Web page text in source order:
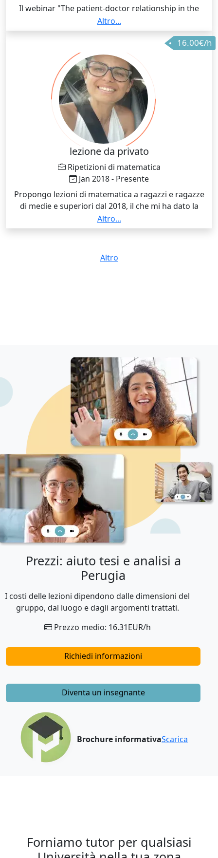
Il webinar "The patient-doctor relationship in the
digital era" si incentra sulla relazione tra gli individui e
la sanità, facendo particolare riferimento al ruolo che
media come Google, Tik Tok e Instagram hanno
nell'influenzare tale rapporto. Il corso si articola in
più incontri online, condotti in lingua inglese, e
coinvolge le più rilevanti università europee, tra cui
l'University of Bucharest, l'University of Athens, la
Sapienza University of Rome e la Tubingen University.
Altro...
16.00€/h
lezione da privato
Ripetizioni di matematica
Jan 2018 - Presente
Propongo lezioni di matematica a ragazzi e ragazze
di medie e superiori dal 2018, il che mi ha dato la
possibilità di acquisire un metodo e di capire quali
sono gli approcci più efficaci nella comunicazione
compiti per 2 anni con dei bambini delle elementari e
insegnante dopo scuola.
Altro...
Altro
Prezzi: aiuto tesi e analisi a
Perugia
I costi delle lezioni dipendono dalle dimensioni del
gruppo, dal luogo e dagli argomenti trattati.
Prezzo medio: 16.31EUR/h
Richiedi informazioni
Diventa un insegnante
Brochure informativaScarica
Forniamo tutor per qualsiasi